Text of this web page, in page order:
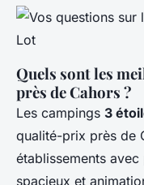
Quels sont les
près de Cahors ?
Les campings 3
qualité-prix près de
établissements
spacieux et